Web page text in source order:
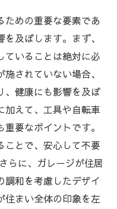
ための重要な要素であ
及ぼします。まず、
ていることは絶対に必
されていない場合、
、健康にも影響を及ぼ
加えて、工具や自転車
要なポイントです。
ことで、安心して不要
らに、ガレージが住居
調和を考慮したデザイ
住まい全体の印象を左